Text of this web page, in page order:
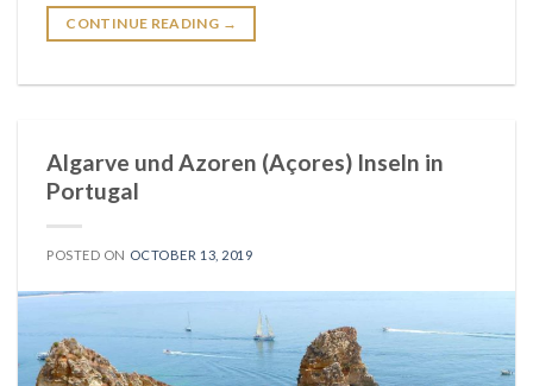
CONTINUE READING →
Algarve und Azoren (Açores) Inseln in
Portugal
POSTED ON OCTOBER 13, 2019